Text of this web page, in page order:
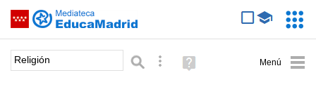
Saltar navegación
Palabra o frase: Búsqueda avanzada
Ayuda
(en